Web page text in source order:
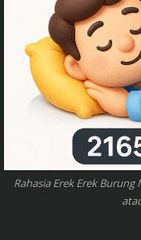
Rahasia Erek Erek